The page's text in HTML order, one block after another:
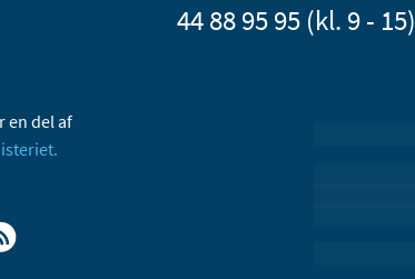
en del af
44 88 95 95 (kl. 9 - 15)